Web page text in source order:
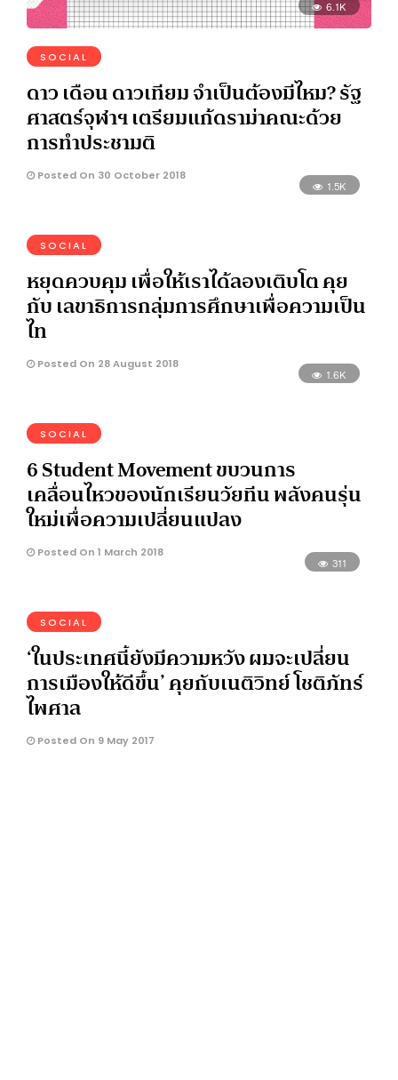
6.1K
SOCIAL
ดาว เดือน ดาวเทียม จำเป็นต้องมีไหม? รัฐ
ศาสตร์จุฬาฯ เตรียมแก้ดราม่าคณะด้วย
การทำประชามติ
Posted On 30 October 2018
1.5K
SOCIAL
หยุดควบคุม เพื่อให้เราได้ลองเติบโต คุย
กับ เลขาธิการกลุ่มการศึกษาเพื่อความเป็น
ไท
Posted On 28 August 2018
1.6K
SOCIAL
6 Student Movement ขบวนการ
เคลื่อนไหวของนักเรียนวัยทีน พลังคนรุ่น
ใหม่เพื่อความเปลี่ยนแปลง
Posted On 1 March 2018
311
SOCIAL
‘ในประเทศนี้ยังมีความหวัง ผมจะเปลี่ยน
การเมืองให้ดีขึ้น’ คุยกับเนติวิทย์ โชติภัทร์
ไพศาล
Posted On 9 May 2017